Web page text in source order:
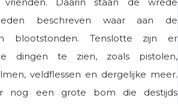
beschreven waar aan de
blootstonden. Tenslotte zijn er
dingen te zien, zoals pistolen,
veldflessen en dergelijke meer.
nog een grote bom die destijds